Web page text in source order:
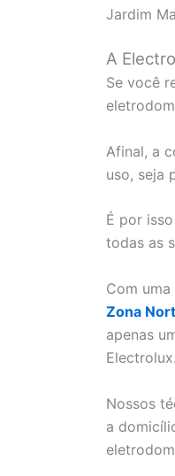
Jardim
A
Se você
Afinal, a
uso, seja
É por
todas as
Com
Zona
apenas
Electrolux.
Nossos
a